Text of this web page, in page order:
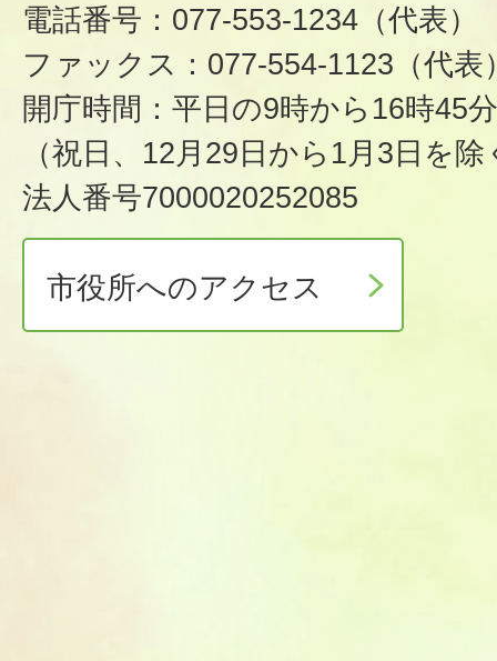
電話番号：077-553-1234（代表）
ファックス：077-554-1123（代表
開庁時間：平日の9時から16時45分
（祝日、12月29日から1月3日を除
法人番号7000020252085
市役所へのアクセス